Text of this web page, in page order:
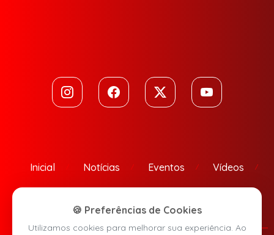
Inicial Notícias Eventos Vídeos
🍪 Preferências de Cookies
Utilizamos cookies para melhorar sua experiência. Ao